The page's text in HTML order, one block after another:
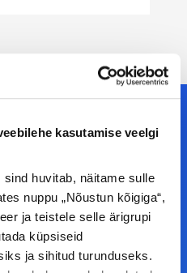
kasutamise veelgi
huvitab, näitame sulle
nuppu „Nõustun kõigiga“,
ja teistele selle ärigrupi
küpsiseid
ja sihitud turunduseks.
kõik vajaliku, et olla
Kui sul on
osas või soovid
julgelt ühendust.